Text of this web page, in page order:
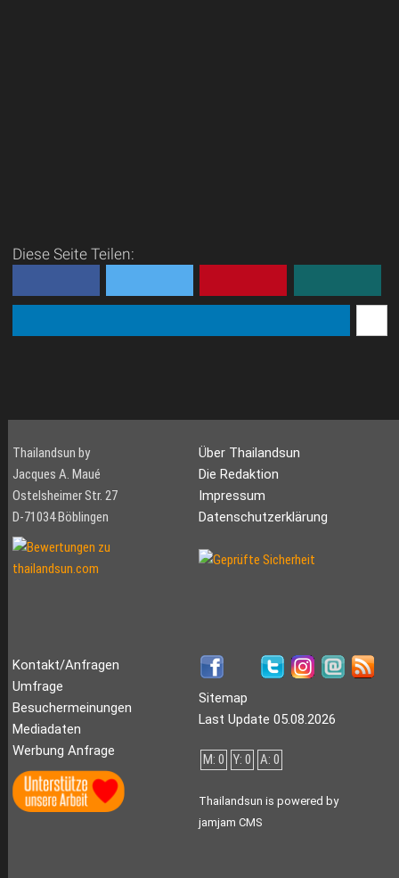
Diese Seite Teilen:
Thailandsun by
Jacques A. Maué
Ostelsheimer Str. 27
D-71034 Böblingen
Über Thailandsun
Die Redaktion
Impressum
Datenschutzerklärung
Kontakt/Anfragen
Umfrage
Besuchermeinungen
Mediadaten
Werbung Anfrage
Sitemap
Last Update 05.08.2026
M: 0 Y: 0 A: 0
Thailandsun is powered by
jamjam CMS